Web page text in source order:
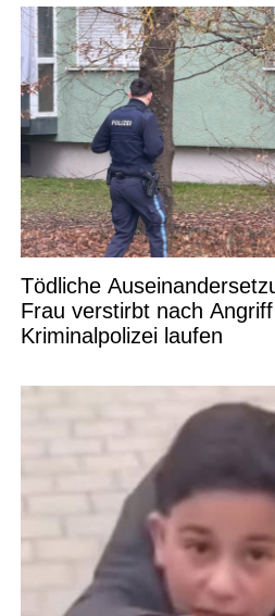
Tödliche
Frau verstirbt nach
Kriminalpolizei laufen